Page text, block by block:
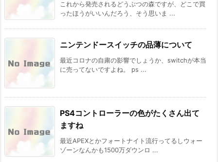
これから発売されるどうぶつの森ですが、どこで買
ったほうがいいんだろう、そう思いま ...
ニンテンドースイッチの品薄について
最近コロナの自粛の影響でしょうか、switchが本当
に売ってないですよね。 ps ...
PS4コントローラーの色がたくさん出て
ますね
最近APEXとかフォートナイト流行ってるしウォー
ゾーンなんかも1500万ダウンロ ...